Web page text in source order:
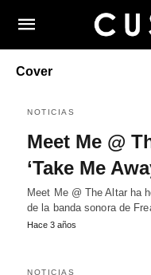
Cover
NOTICIAS
Meet Me @
‘Take Me
Meet Me @ The Altar ha
de la banda sonora de
Hace 3 años
NOTICIAS